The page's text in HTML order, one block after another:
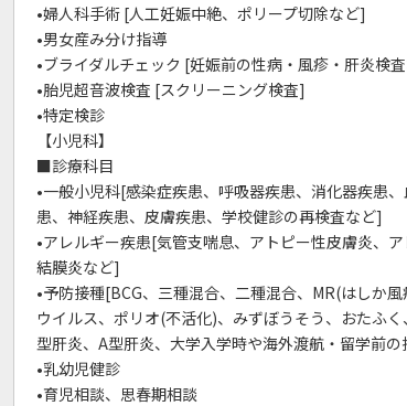
•婦人科手術 [人工妊娠中絶、ポリープ切除など]
•男女産み分け指導
•ブライダルチェック [妊娠前の性病・風疹・肝炎検
•胎児超音波検査 [スクリーニング検査]
•特定検診
【小児科】
■診療科目
•一般小児科[感染症疾患、呼吸器疾患、消化器疾患
患、神経疾患、皮膚疾患、学校健診の再検査など]
•アレルギー疾患[気管支喘息、アトピー性皮膚炎、
結膜炎など]
•予防接種[BCG、三種混合、二種混合、MR(はしか
ウイルス、ポリオ(不活化)、みずぼうそう、おたふ
型肝炎、A型肝炎、大学入学時や海外渡航・留学前
•乳幼児健診
•育児相談、思春期相談